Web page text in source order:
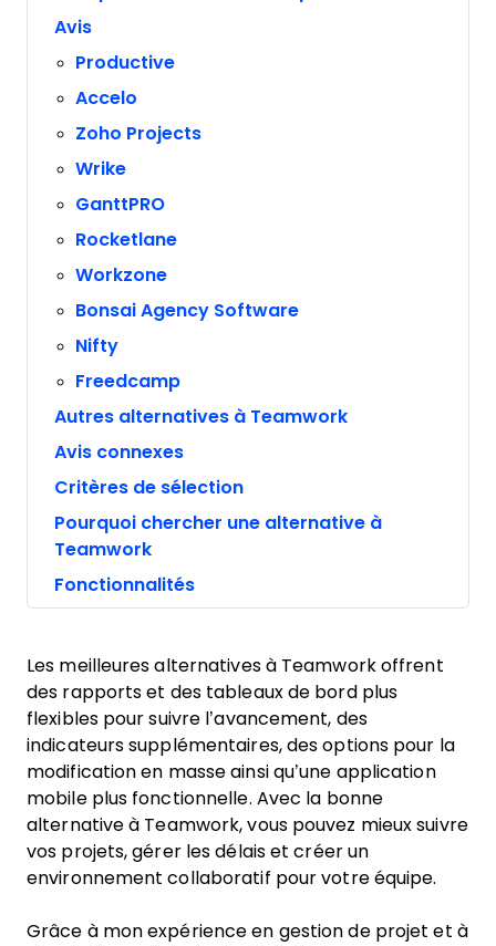
Avis
Productive
Accelo
Zoho Projects
Wrike
GanttPRO
Rocketlane
Workzone
Bonsai Agency Software
Nifty
Freedcamp
Autres alternatives à Teamwork
Avis connexes
Critères de sélection
Pourquoi chercher une alternative à
Teamwork
Fonctionnalités
Les meilleures alternatives à Teamwork offrent
des rapports et des tableaux de bord plus
flexibles pour suivre l’avancement, des
indicateurs supplémentaires, des options pour la
modification en masse ainsi qu’une application
mobile plus fonctionnelle. Avec la bonne
alternative à Teamwork, vous pouvez mieux suivre
vos projets, gérer les délais et créer un
environnement collaboratif pour votre équipe.
Grâce à mon expérience en gestion de projet et à